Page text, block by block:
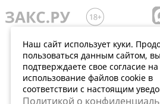
Наш сайт использует куки.
пользоваться данным сайтом, вы
подтверждаете свое согласие на
использование файлов cookie в
соответствии с настоящим
Политикой о